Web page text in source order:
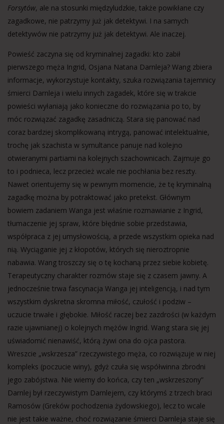
Forsytów, ale na stosunki międzyludzkie, także powikłane czy
zagadkowe, nie patrzymy już jak detektywi. I na samych
detektywów nie patrzymy już jak detektywi. Ale inaczej.
Powieść zaczyna się od kryminalnej zagadki: kto zabił
pierwszego męża Ingrid, Osjana Natana Darnleja? Wang zbiera
informacje, wykorzystuje kontakty, szuka rozwiązania tajemnicy
śmierci Darnleja i wielu innych zagadek, które się w trakcie
powieści wyłaniają jako konieczne do rozwiązania po to, by
móc rozwiązać zagadkę zasadniczą. Stara się panować nad
coraz bardziej skomplikowaną intrygą, panować intelektualnie,
trochę jak szachista w symultance panuje nad kolejno
otwieranymi partiami na kolejnych szachownicach. Zajmuje go
to i podnieca, lecz przecież wcale nie pochłania bez reszty.
Nawet orientujemy się w pewnym momencie, że tę kryminalną
zagadkę można by potraktować jako pretekst. Głównym
bowiem zadaniem Wanga jest właśnie rozmawianie z Ingrid,
tłumaczenie jej spraw, które błędnie sobie przedstawia,
współpraca z jej umysłowością, a przede wszystkim opieka nad
nią. Wyciąganie jej z kłopotów, których się nieroztropnie
nabawia. Wang troszczy się o tę kochaną przez siebie kobietę.
Terapeutyczny charakter rozmów staje się z czasem jawny. A
jednocześnie trwa fascynacja Wanga jej inteligencją, i nad tym
wszystkim dyskretna skromna miłość, czułość i podziw –
uczucie trwałe i głębokie. Miłość raczej bez zazdrości (w każdym
razie ujawnianej) o kolejnych mężów Ingrid. Wang stara się jej
uświadomić nienawiść, którą żywi ona do ojca pastora.
Wreszcie „wskrzesza” rzeczywistego męża, co rozwiązuje w niej
kompleks (poczucie winy), gdyż czuła się współwinna zbrodni
jego zabójstwa. Nie wiemy do końca, czy ten „wskrzeszony”
Darnlej był rzeczywistym Darnlejem, czy którymś z trzech braci
Ramosów (Greków pochodzenia żydowskiego), lecz to wcale
nie jest takie ważne, choć rozwiązanie śmierci Darnleja staje się